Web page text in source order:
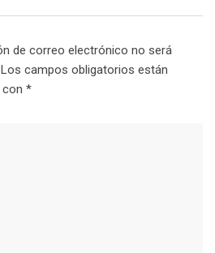
de correo electrónico no será
Los campos obligatorios están
*